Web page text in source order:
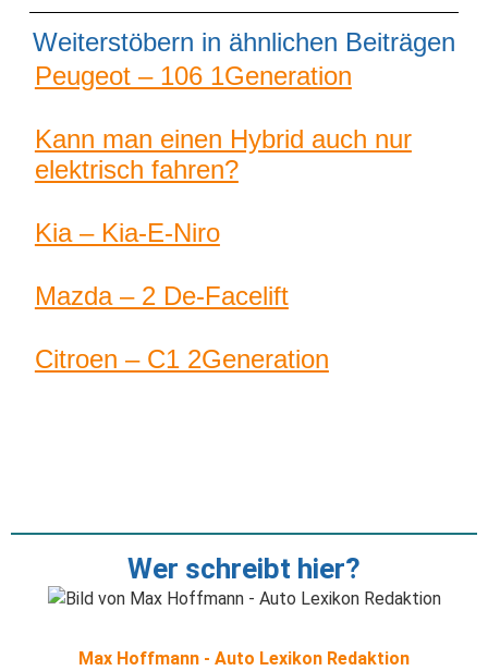
Weiterstöbern in ähnlichen Beiträgen
Peugeot – 106 1Generation
Kann man einen Hybrid auch nur
elektrisch fahren?
Kia – Kia-E-Niro
Mazda – 2 De-Facelift
Citroen – C1 2Generation
Wer schreibt hier?
Max Hoffmann - Auto Lexikon Redaktion